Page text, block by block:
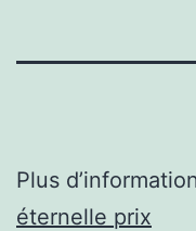
Plus
éternelle prix